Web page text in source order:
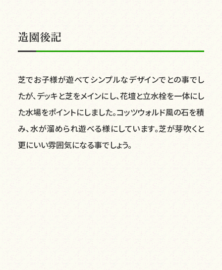
造園後記
芝でお子様が遊べてシンプルなデザインでとの事でし
たが、デッキと芝をメインにし、花壇と立水栓を一体にし
た水場をポイントにしました。コッツウォルド風の石を積
み、水が溜められ遊べる様にしています。芝が芽吹くと
更にいい雰囲気になる事でしょう。